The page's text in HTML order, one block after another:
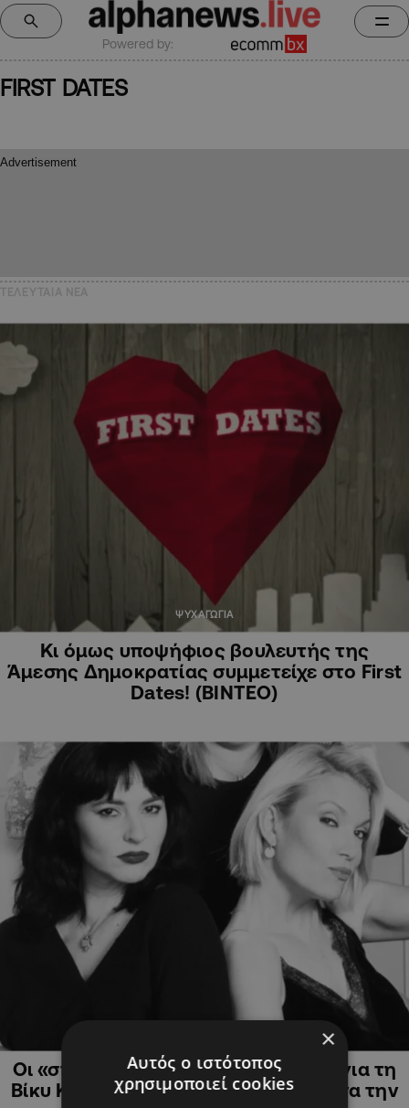
Powered by:
FIRST DATES
ΨΥΧΑΓΩΓΙΑ
Κι όμως υποψήφιος βουλευτής της
Άμεσης Δημοκρατίας συμμετείχε στο First
Dates! (ΒΙΝΤΕΟ)
Οι «σπόντες» της Ζενεβιέβ Μαζαρί για τη
Βίκυ Καγιά: «Αν λείπει στα κανάλια, να την
×
Αυτός ο ιστότοπος
χρησιμοποιεί cookies